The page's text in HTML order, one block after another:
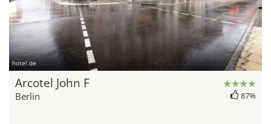
hotel.de
Arcotel John F
Berlin 87%